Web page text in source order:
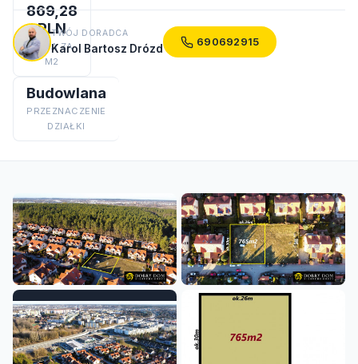
869,28
PLN
CENA ZA
M2
Budowlana
PRZEZNACZENIE
DZIAŁKI
TWÓJ DORADCA
Karol Bartosz Drózd 690692915